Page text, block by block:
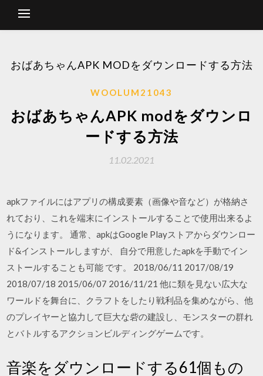
おばあちゃんAPK MODをダウンロードする方法
WOOLUM21043
おばあちゃんAPK modをダウンロ
ードする方法
11.02.2021
apkファイルにはアプリの構成要素（画像や音など）が格納さ
れており、これを端末にインストールすることで使用出来るよ
うになります。 通常、apkはGoogle Playストアからダウンロー
ド&インストールしますが、 自分で用意したapkを手動でイン
ストールすることも可能 です。 2018/06/11 2017/08/19
2018/07/18 2015/06/07 2016/11/21 他に類を見ない広大な
ワールドを舞台に、クラフトをしたり戦利品を集めながら、他
のプレイヤーと協力して巨大な砦の建設し、モンスターの群れ
とバトルするアクションビルディングゲームです。
音楽をダウンロードする61個もの